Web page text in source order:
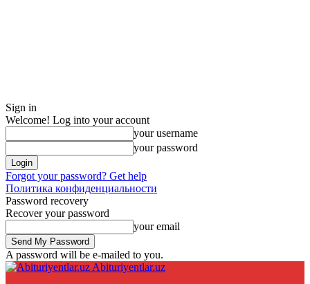
Sign in
Welcome! Log into your account
your username
your password
Forgot your password? Get help
Политика конфиденциальности
Password recovery
Recover your password
your email
A password will be e-mailed to you.
Abituriyentlar.uz